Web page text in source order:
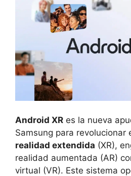
Android XR es la nueva
Samsung para revolucionar
realidad extendida (XR),
realidad aumentada (AR)
virtual (VR). Este sistema